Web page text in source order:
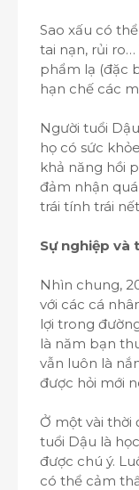
Sao xấu có
tai nạn, rủi
phẩm lạ (đặc
hạn chế các
Người tuổi
họ có sức
khả năng hồi
đảm nhận
trái tính trái
Sự nghiệp và
Nhìn chung,
với các cá
lợi trong
là năm bạn
vẫn luôn là
được hỏi mới
Ở một vài thời
tuổi Dậu là
được chú ý.
có thể cảm